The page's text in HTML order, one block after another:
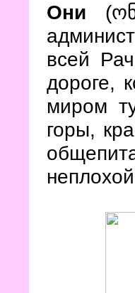
Они (
всей
дороге,
миром
горы,